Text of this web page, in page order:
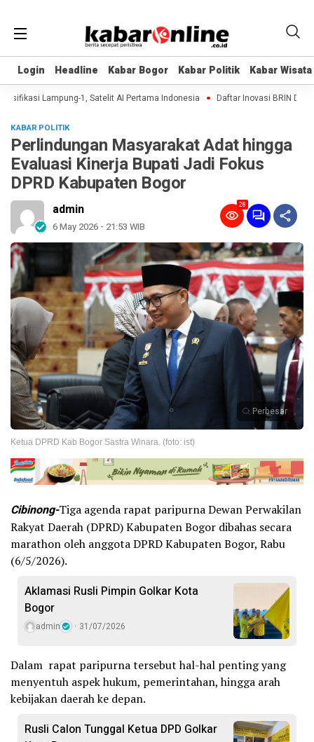
Login Headline Kabar Bogor Kabar Politik Kabar Wisata
Login Headline Kabar Bogor Kabar Politik Kabar Wisata
Lampung-1, Satelit AI Pertama Indonesia Daftar Inovasi BRIN
KABAR POLITIK
Perlindungan Masyarakat Adat hingga
Evaluasi Kinerja Bupati Jadi Fokus
DPRD Kabupaten Bogor
admin
6 May 2026 - 21:53 WIB
28
Perbesar
Ketua DPRD Kab Bogor Sastra Winara. (foto: ist)
Cibinong-Tiga agenda rapat paripurna Dewan Perwakilan
Rakyat Daerah (DPRD) Kabupaten Bogor dibahas secara
marathon oleh anggota DPRD Kabupaten Bogor, Rabu
(6/5/2026).
Aklamasi Rusli Pimpin Golkar Kota
Bogor
admin 31/07/2026
Dalam rapat paripurna tersebut hal-hal penting yang
menyentuh aspek hukum, pemerintahan, hingga arah
kebijakan daerah ke depan.
Rusli Calon Tunggal Ketua DPD Golkar